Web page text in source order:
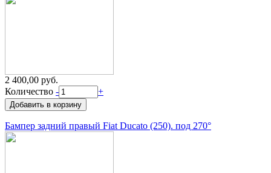
2 400,00 руб.
Количество - +
Бампер задний правый Fiat Ducato (250). под 270°